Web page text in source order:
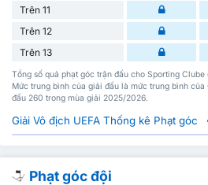
Trên 11
Trên 12
Trên 13
Tổng số quả phạt góc trận đấu cho Sporting
Mức trung bình của giải đấu là mức trung bình của
đấu 260 trong mùa giải 2025/2026.
Giải Vô địch UEFA Thống kê Phạt góc
Phạt góc đội